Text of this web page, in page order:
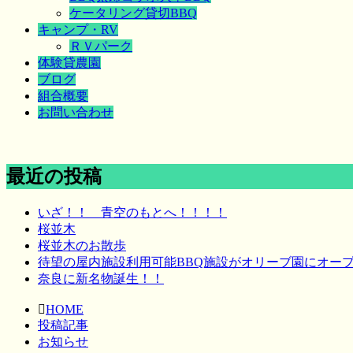
ケータリング貸切BBQ
キャンプ・RV
ＲＶパーク
体験貸農園
ブログ
組合概要
お問い合わせ
最近の投稿
いざ！！ 青空のもとへ！！！！
桜並木
桜並木のお散歩
待望の屋内施設利用可能BBQ施設がオリーブ園にオープ
奈良に新名物誕生！！
HOME
投稿記事
お知らせ